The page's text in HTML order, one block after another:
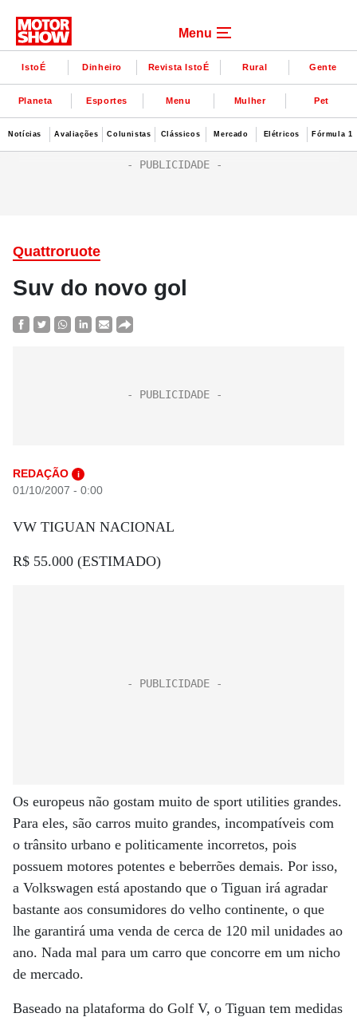
Menu
IstoÉ Dinheiro Revista IstoÉ Rural Gente
Planeta Esportes Menu Mulher Pet
Notícias Avaliações Colunistas Clássicos Mercado Elétricos Fórmula 1
Quattroruote
Suv do novo gol
REDAÇÃO i
01/10/2007 - 0:00
VW TIGUAN NACIONAL
R$ 55.000 (ESTIMADO)
Os europeus não gostam muito de sport utilities grandes.
Para eles, são carros muito grandes, incompatíveis com
o trânsito urbano e politicamente incorretos, pois
possuem motores potentes e beberrões demais. Por isso,
a Volkswagen está apostando que o Tiguan irá agradar
bastante aos consumidores do velho continente, o que
lhe garantirá uma venda de cerca de 120 mil unidades ao
ano. Nada mal para um carro que concorre em um nicho
de mercado.
Baseado na plataforma do Golf V, o Tiguan tem medidas